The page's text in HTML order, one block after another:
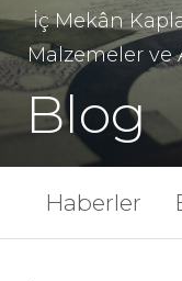
İç Mekân
Malzemeler ve
Blog
Haberler